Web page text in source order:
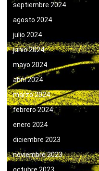
septiembre 2024
agosto 2024
julio 2024
junio 2024
mayo 2024
abril 2024
marzo 2024
febrero 2024
enero 2024
diciembre 2023
noviembre 2023
octubre 2023